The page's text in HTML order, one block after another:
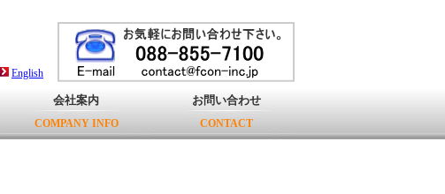
English
会社案内
COMPANY INFO
お問い合わせ
CONTACT